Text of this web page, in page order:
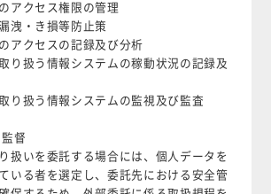
アクセス権限の管理
洩・き損等防止策
アクセスの記録及び分析
り扱う情報システムの稼動状況の記録及
り扱う情報システムの監視及び監査
監督
扱いを委託する場合には、個人データを
いる者を選定し、委託先における安全管